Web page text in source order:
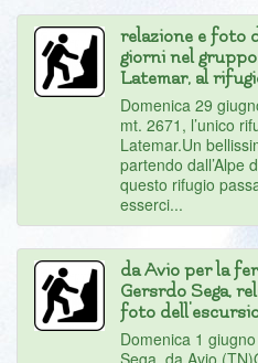
relazione e foto
giorni nel
Latemar, al
Domenica 29
mt. 2671, l’unico
Latemar.Un
partendo dall’Alpe
questo rifugio
esserci...
da Avio per la
Gersrdo Sega,
foto
Domenica 1
Sega, da Avio